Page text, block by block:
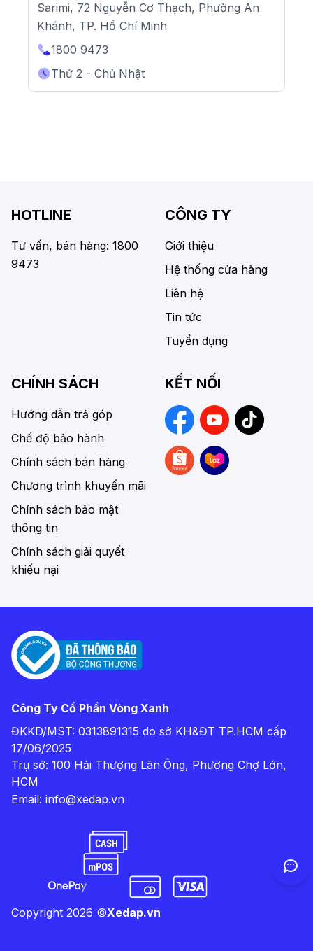
Sarimi, 72 Nguyễn Cơ Thạch, Phường An
Khánh, TP. Hồ Chí Minh
1800 9473
Thứ 2 - Chủ Nhật
HOTLINE
Tư vấn, bán hàng: 1800
9473
CÔNG TY
Giới thiệu
Hệ thống cửa hàng
Liên hệ
Tin tức
Tuyển dụng
CHÍNH SÁCH
Hướng dẫn trả góp
Chế độ bảo hành
Chính sách bán hàng
Chương trình khuyến mãi
Chính sách bảo mật
thông tin
Chính sách giải quyết
khiếu nại
KẾT NỐI
Công Ty Cổ Phần Vòng Xanh
ĐKKD/MST: 0313891315 do sở KH&ĐT TP.HCM cấp
17/06/2025
Trụ sở: 100 Hải Thượng Lãn Ông, Phường Chợ Lớn,
HCM
Email: info@xedap.vn
Copyright 2026 ©Xedap.vn